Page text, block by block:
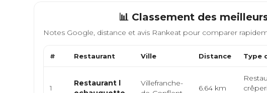
📊 Classement des
Notes Google, distance et avis Rankeat pour comparer
# Restaurant Ville Distance Type
1
Restaurant l
Villefranche-
6.64 km